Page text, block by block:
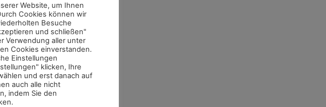
Website, um Ihnen
Cookies können wir
Besuche
und schließen"
Verwendung aller unter
Cookies einverstanden.
Einstellungen
klicken, Ihre
und erst danach auf
auch alle nicht
indem Sie den